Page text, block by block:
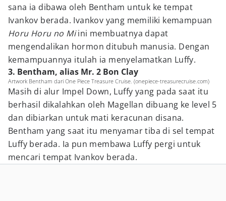
sana ia dibawa oleh Bentham untuk ke tempat
Ivankov berada. Ivankov yang memiliki kemampuan
Horu Horu no Miini membuatnya dapat
mengendalikan hormon ditubuh manusia. Dengan
kemampuannya itulah ia menyelamatkan Luffy.
3. Bentham, alias Mr. 2 Bon Clay
Artwork Bentham dari One Piece Treasure Cruise. (onepiece-treasurecruise.com)
Masih di alur Impel Down, Luffy yang pada saat itu
berhasil dikalahkan oleh Magellan dibuang ke level 5
dan dibiarkan untuk mati keracunan disana.
Bentham yang saat itu menyamar tiba di sel tempat
Luffy berada. Ia pun membawa Luffy pergi untuk
mencari tempat Ivankov berada.